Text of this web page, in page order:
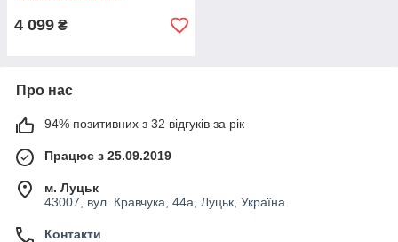
4 099 ₴
Про нас
94% позитивних з 32 відгуків за рік
Працює з 25.09.2019
м. Луцьк
43007, вул. Кравчука, 44а, Луцьк, Україна
Контакти